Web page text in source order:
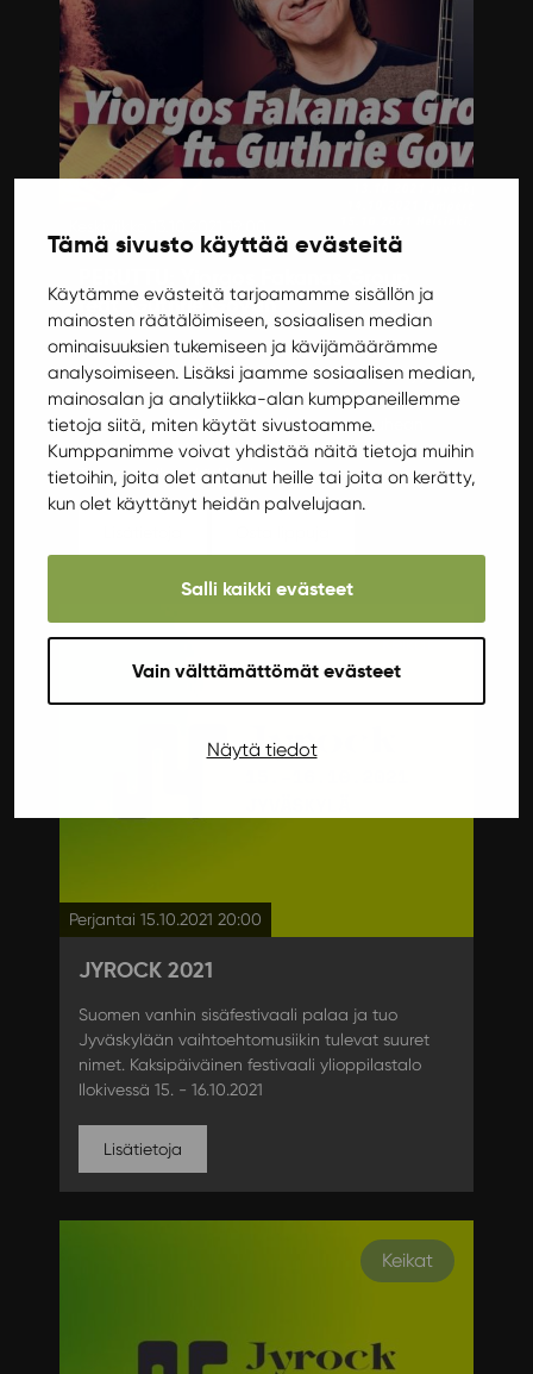
Tämä sivusto käyttää evästeitä
Käytämme evästeitä tarjoamamme sisällön ja
mainosten räätälöimiseen, sosiaalisen median
ominaisuuksien tukemiseen ja kävijämäärämme
analysoimiseen. Lisäksi jaamme sosiaalisen median,
mainosalan ja analytiikka-alan kumppaneillemme
tietoja siitä, miten käytät sivustoamme.
Kumppanimme voivat yhdistää näitä tietoja muihin
tietoihin, joita olet antanut heille tai joita on kerätty,
kun olet käyttänyt heidän palvelujaan.
Salli kaikki evästeet
Vain välttämättömät evästeet
Näytä tiedot
feat. Guthrie Govan
Tämän päivän valovoimaisimpien kitaristien
joukkoon lukeutuva Guthrie Govan lyö hynttyyt
yhteen kreikkalaisen Yiorgos Fakanas Groupin
kanssa ja ryhmä tarjoilee lokakuussa rouhean
kattauksen väkevää jazz-rockkia Jyväskylässä,
Tampereella sekä Helsingissä.
Keikat
Perjantai 15.10.2021 20:00
JYROCK 2021
Suomen vanhin sisäfestivaali palaa ja tuo
Jyväskylään vaihtoehtomusiikin tulevat suuret
nimet. Kaksipäiväinen festivaali ylioppilastalo
Ilokivessä 15. - 16.10.2021
Lisätietoja
Keikat